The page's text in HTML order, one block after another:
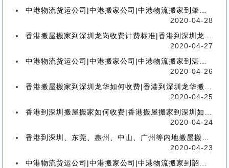
中港物流货运公司|中港搬家公司|中港物流搬家到肇庆流程、联运、包装、价格、电话、标准
2020-04-28
香港搬屋搬家到深圳龙岗收费计费标准|香港到深圳龙岗区搬家如何收费【香港搬家到龙岗】
2020-04-27
中港物流货运公司|中港搬家公司|中港物流搬家到湛江流程、联运、包装、价格、电话、标准
2020-04-26
香港搬屋搬家到深圳龙华如何收费|香港到深圳龙华搬屋搬家收费标准-【服务客户操作实感】
2020-04-25
香港到深圳搬屋搬家如何收费|香港搬屋搬家到深圳如何计费-【分享公司具体报价操作流程】
2020-04-24
香港到深圳、东莞、惠州、中山、广州等内地搬屋搬家，如何选择香港物流搬家公司
2020-04-23
中港物流货运公司|中港搬家公司|中港物流搬家到韶关流程、联运、包装、价格、电话、标准